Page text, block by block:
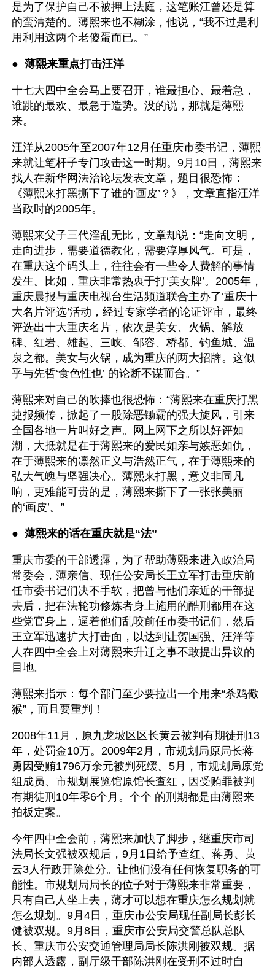
是为了保护自己不被押上法庭，这笔账江曾还是算
的蛮清楚的。薄熙来也不糊涂，他说，“我不过是利
用利用这两个老傻蛋而已。”
● 薄熙来重点打击汪洋
十七大四中全会马上要召开，谁最担心、最着急，
谁跳的最欢、最急于造势。没的说，那就是薄熙
来。
汪洋从2005年至2007年12月任重庆市委书记，薄熙
来就让笔杆子专门攻击这一时期。9月10日，薄熙来
找人在新华网法治论坛发表文章，题目很恐怖：
《薄熙来打黑撕下了谁的‘画皮’？》，文章直指汪洋
当政时的2005年。
薄熙来父子三代淫乱无比，文章却说：“走向文明，
走向进步，需要道德教化，需要淳厚风气。可是，
在重庆这个码头上，往往会有一些令人费解的事情
发生。比如，重庆非常热衷于打‘美女牌’。2005年，
重庆晨报与重庆电视台生活频道联合主办了‘重庆十
大名片评选’活动，经过专家学者的论证评审，最终
评选出十大重庆名片，依次是美女、火锅、解放
碑、红岩、雄起、三峡、邹容、桥都、钓鱼城、温
泉之都。美女与火锅，成为重庆的两大招牌。这似
乎与先哲‘食色性也’ 的论断不谋而合。”
薄熙来对自己的吹捧也很恐怖：“薄熙来在重庆打黑
捷报频传，掀起了一股除恶锄霸的强大旋风，引来
全国各地一片叫好之声。网上网下之所以好评如
潮，大抵就是在于薄熙来的爱民如亲与嫉恶如仇，
在于薄熙来的凛然正义与浩然正气，在于薄熙来的
弘大气魄与坚强决心。薄熙来打黑，意义非同凡
响，更难能可贵的是，薄熙来撕下了一张张美丽
的‘画皮’。”
● 薄熙来的话在重庆就是“法”
重庆市委的干部透露，为了帮助薄熙来进入政治局
常委会，薄亲信、现任公安局长王立军打击重庆前
任市委书记们决不手软，把曾与他们亲近的干部捉
去后，把在法轮功修炼者身上施用的酷刑都用在这
些党官身上，逼着他们乱咬前任市委书记们，然后
王立军迅速扩大打击面，以达到让贺国强、汪洋等
人在四中全会上对薄熙来升迁之事不敢提出异议的
目地。
薄熙来指示：每个部门至少要拉出一个用来“杀鸡儆
猴”，而且要重判！
2008年11月，原九龙坡区区长黄云被判有期徒刑13
年，处罚金10万。2009年2月，市规划局原局长蒋
勇因受贿1796万余元被判死缓。5月，市规划局原党
组成员、市规划展览馆原馆长查红，因受贿罪被判
有期徒刑10年零6个月。个个 的刑期都是由薄熙来
拍板定案。
今年四中全会前，薄熙来加快了脚步，继重庆市司
法局长文强被双规后，9月1日给予查红、蒋勇、黄
云3人行政开除处分。让他们没有任何恢复职务的可
能性。市规划局局长的位子对于薄熙来非常重要，
只有自己人坐上去，薄才可以想在重庆怎么规划就
怎么规划。9月4日，重庆市公安局现任副局长彭长
健被双规。9月8日，重庆市公安局交警总队总队
长、重庆市公安交通管理局局长陈洪刚被双规。据
内部人透露，副厅级干部陈洪刚在受刑不过时自